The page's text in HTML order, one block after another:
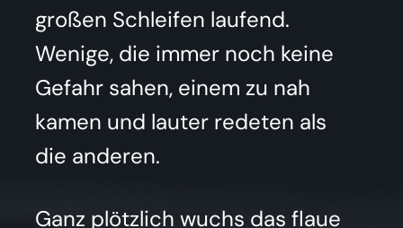
gro­ßen Schlei­fen lau­fend.
Weni­ge, die immer noch kei­ne
Gefahr sahen, einem zu nah
kamen und lau­ter rede­ten als
die ande­ren.
Ganz plötz­lich wuchs das flaue